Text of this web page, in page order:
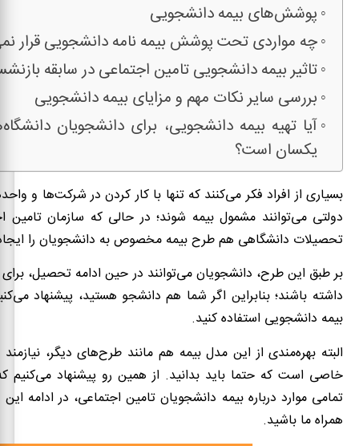
پوشش‌های بیمه دانشجویی
چه مواردی تحت پوشش بیمه نامه دانشجویی قرار
تاثیر بیمه دانشجویی تامین اجتماعی در سابقه
بررسی سایر نکات مهم و مزایای بیمه دانشجویی
آیا تهیه بیمه دانشجویی، برای دانشجویان
یکسان است؟
بسیاری از افراد فکر می‌کنند که تنها با کار کردن در شرکت‌ها و
دولتی می‌توانند مشمول بیمه شوند؛ در حالی که سازمان تامین
تحصیلات دانشگاهی هم طرح بیمه مخصوص به دانشجویان را
بر طبق این طرح، دانشجویان می‌توانند در حین ادامه تحصیل،
داشته باشند؛ بنابراین اگر شما هم دانشجو هستید، پیشنهاد
بیمه دانشجویی استفاده کنید.
البته بهره‌مندی از این مدل بیمه هم مانند طرح‌های دیگر،
خاصی است که حتما باید بدانید. از همین رو پیشنهاد می‌کنیم
تمامی موارد درباره بیمه دانشجویان تامین اجتماعی، در ادامه
همراه ما باشید.